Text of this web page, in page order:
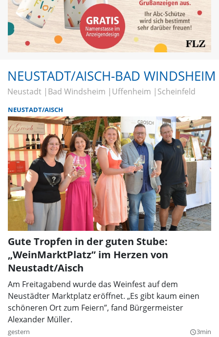
NEUSTADT/AISCH-BAD WINDSHEIM
Neustadt Bad Windsheim Uffenheim Scheinfeld
NEUSTADT/AISCH
Gute Tropfen in der guten Stube:
„WeinMarktPlatz” im Herzen von
Neustadt/Aisch
Am Freitagabend wurde das Weinfest auf dem
Neustädter Marktplatz eröffnet. „Es gibt kaum einen
schöneren Ort zum Feiern”, fand Bürgermeister
Alexander Müller.
gestern query_builder3min